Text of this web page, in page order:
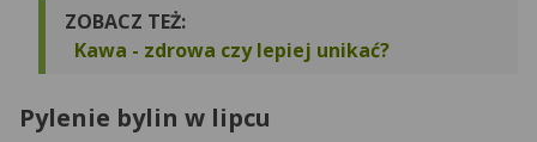
ZOBACZ TEŻ:
Kawa - zdrowa czy lepiej unikać?
Pylenie bylin w lipcu